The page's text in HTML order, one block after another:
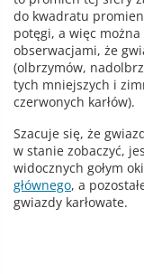
do kwadratu
potęgi, a więc
obserwacjami, że
(olbrzymów,
tych mniejszych i
czerwonych karłów).
Szacuje się, że
w stanie zobaczyć,
widocznych gołym
głównego, a
gwiazdy karłowate.